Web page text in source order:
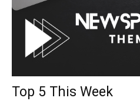
Top 5 This Week